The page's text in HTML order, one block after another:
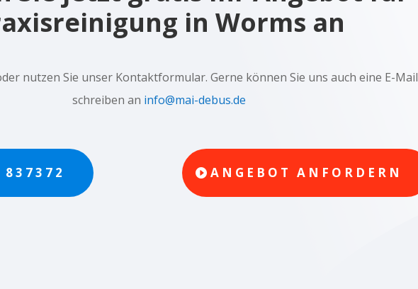
in Worms an
nutzen Sie unser Kontaktformular. Gerne können Sie uns auch eine E-Mail
schreiben an info@mai-debus.de
ANGEBOT ANFORDERN